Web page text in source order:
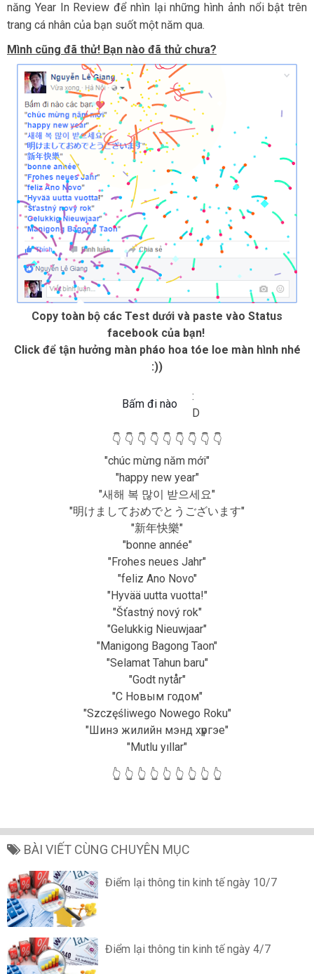
năng Year In Review để nhìn lại những hình ảnh nổi bật trên
trang cá nhân của bạn suốt một năm qua.
Mình cũng đã thử! Bạn nào đã thử chưa?
Copy toàn bộ các Test dưới và paste vào Status
facebook của bạn!
Click để tận hưởng màn pháo hoa tóe loe màn hình nhé
:))
Bấm đi nào
:
D
👇 👇 👇 👇 👇 👇 👇 👇 👇
"chúc mừng năm mới"
"happy new year"
"새해 복 많이 받으세요"
"明けましておめでとうございます"
"新年快樂"
"bonne année"
"Frohes neues Jahr"
"feliz Ano Novo"
"Hyvää uutta vuotta!"
"Šťastný nový rok"
"Gelukkig Nieuwjaar"
"Manigong Bagong Taon"
"Selamat Tahun baru"
"Godt nytår"
"С Новым годом"
"Szczęśliwego Nowego Roku"
"Шинэ жилийн мэнд хүргэе"
"Mutlu yıllar"
👆 👆 👆 👆 👆 👆 👆 👆 👆
BÀI VIẾT CÙNG CHUYÊN MỤC
Điểm lại thông tin kinh tế ngày 10/7
Điểm lại thông tin kinh tế ngày 4/7